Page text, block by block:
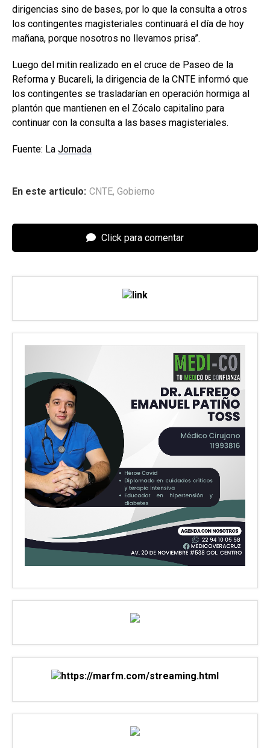
dirigencias sino de bases, por lo que la consulta a otros
los contingentes magisteriales continuará el día de hoy
mañana, porque nosotros no llevamos prisa”.
Luego del mitin realizado en el cruce de Paseo de la
Reforma y Bucareli, la dirigencia de la CNTE informó que
los contingentes se trasladarían en operación hormiga al
plantón que mantienen en el Zócalo capitalino para
continuar con la consulta a las bases magisteriales.
Fuente: La Jornada
En este articulo: CNTE, Gobierno
Click para comentar